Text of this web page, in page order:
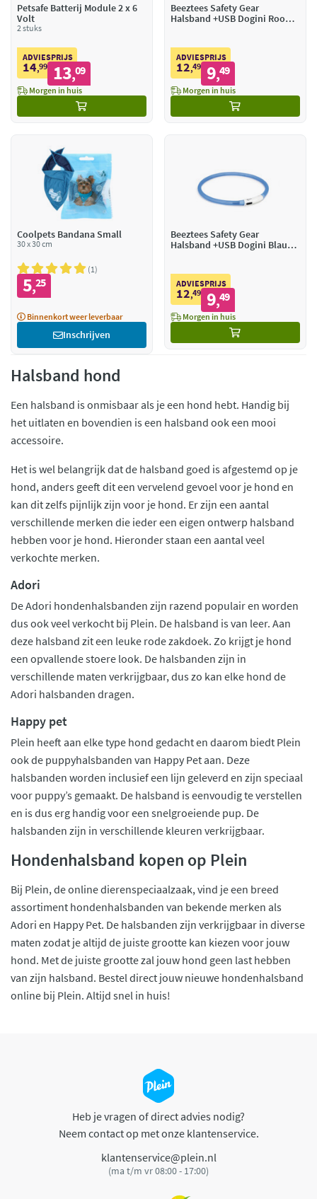
Petsafe Batterij Module 2 x 6
Volt
2 stuks
ADVIESPRIJS
14,99 13,09
Morgen in huis
Beeztees Safety Gear
Halsband +USB Dogini Rood
ADVIESPRIJS
12,49 9,49
Morgen in huis
Coolpets Bandana Small
30 x 30 cm
1
5,25
Binnenkort weer leverbaar
Inschrijven
Beeztees Safety Gear
Halsband +USB Dogini Blauw
ADVIESPRIJS
12,49 9,49
Morgen in huis
Halsband hond
Een halsband is onmisbaar als je een hond hebt. Handig bij
het uitlaten en bovendien is een halsband ook een mooi
accessoire.
Het is wel belangrijk dat de halsband goed is afgestemd op je
hond, anders geeft dit een vervelend gevoel voor je hond en
kan dit zelfs pijnlijk zijn voor je hond. Er zijn een aantal
verschillende merken die ieder een eigen ontwerp halsband
hebben voor je hond. Hieronder staan een aantal veel
verkochte merken.
Adori
De Adori hondenhalsbanden zijn razend populair en worden
dus ook veel verkocht bij Plein. De halsband is van leer. Aan
deze halsband zit een leuke rode zakdoek. Zo krijgt je hond
een opvallende stoere look. De halsbanden zijn in
verschillende maten verkrijgbaar, dus zo kan elke hond de
Adori halsbanden dragen.
Happy pet
Plein heeft aan elke type hond gedacht en daarom biedt Plein
ook de puppyhalsbanden van Happy Pet aan. Deze
halsbanden worden inclusief een lijn geleverd en zijn speciaal
voor puppy’s gemaakt. De halsband is eenvoudig te verstellen
en is dus erg handig voor een snelgroeiende pup. De
halsbanden zijn in verschillende kleuren verkrijgbaar.
Hondenhalsband kopen op Plein
Bij Plein, de online dierenspeciaalzaak, vind je een breed
assortiment hondenhalsbanden van bekende merken als
Adori en Happy Pet. De halsbanden zijn verkrijgbaar in diverse
maten zodat je altijd de juiste grootte kan kiezen voor jouw
hond. Met de juiste grootte zal jouw hond geen last hebben
van zijn halsband. Bestel direct jouw nieuwe hondenhalsband
online bij Plein. Altijd snel in huis!
Heb je vragen of direct advies nodig?
Neem contact op met onze klantenservice.
klantenservice@plein.nl
(ma t/m vr 08:00 - 17:00)